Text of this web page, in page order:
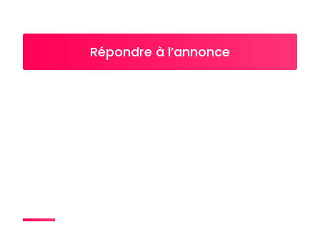
Répondre à l’annonce